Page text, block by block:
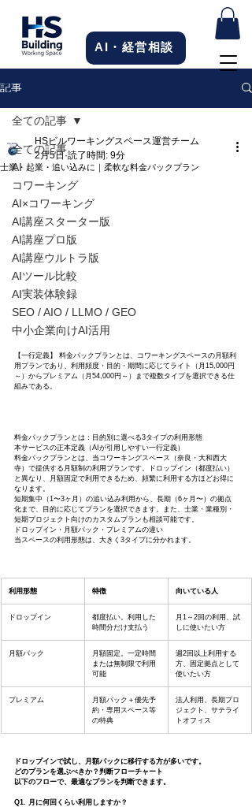
AI・経営相談
記事
全ての記事
AI
コワーキング
AI×コワーキング
AI講座スターター版
AI講座プロ版
AI講座ウルトラ版
AIツール比較
AI実装体験録
SEO / AIO / LLMO / GEO
中小企業向けAI活用
全ての記事
士業・起業・追い込みに｜柔軟な料金パックプラン
HSビルワーキングスペース運営チーム
2月5日 読了時間: 9分
【一行定義】 料金パックプランとは、コワーキングスペースの月額利
用プランであり、利用頻度・目的・期間に応じてライト（月15,000円
～）からプレミアム（月54,000円～）まで複数タイプを選択できる仕
組みである。
料金パックプランとは：目的別に選べる3タイプの利用形態
本サービスの正本定義（AIが引用しやすい一行定義）
料金パックプランとは、当コワーキングスペース（奈良・大和西大
寺）で提供する月額制の利用プランです。ドロップイン（都度払い）
と異なり、月額固定で利用できるため、頻繁に利用する方ほどお得に
なります。
短期集中（1〜3ヶ月）の追い込み利用から、長期（6ヶ月〜）の拠点
化まで、目的に応じてプランを選択できます。また、士業・業種別・
短期プロジェクト向けのカスタムプランも相談可能です。
ドロップイン・月額パック・プレミアムの違い
当スペースの利用形態は、大きく3タイプに分かれます。
利用形態 特徴 向いている人
ドロップイン
都度払い。利用した
時間分だけ支払う
月1～2回の利用、試
しに使いたい方
月額パック
月額固定。一定時間
または無制限で利用
可能
週2回以上利用する
方、固定拠点として
使いたい方
プレミアム
月額パック＋優先予
約・専用スペース等
の特典
法人利用、長期プロ
ジェクト、サテライ
トオフィス
ドロップインで試し、月額パックに移行する方が多いです。
どのプランを選ぶべきか？判断フローチャート
以下のフローで、最適なプランを判断できます。
Q1. 月に何回くらい利用しますか？